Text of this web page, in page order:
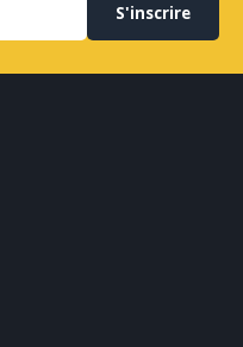
S'inscrire